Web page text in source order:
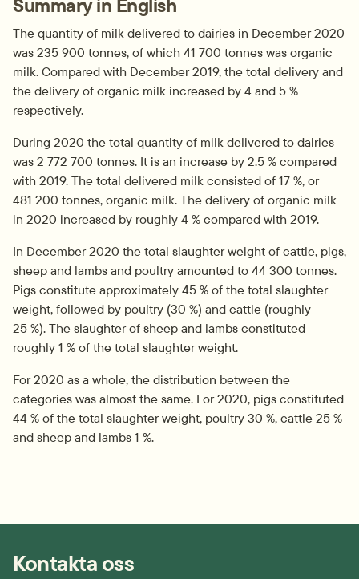
The quantity of milk delivered to dairies in December 2020
was 235 900 tonnes, of which 41 700 tonnes was organic
milk. Compared with December 2019, the total delivery and
the delivery of organic milk increased by 4 and 5 %
respectively.
During 2020 the total quantity of milk delivered to dairies
was 2 772 700 tonnes. It is an increase by 2.5 % compared
with 2019. The total delivered milk consisted of 17 %, or
481 200 tonnes, organic milk. The delivery of organic milk
in 2020 increased by roughly 4 % compared with 2019.
In December 2020 the total slaughter weight of cattle, pigs,
sheep and lambs and poultry amounted to 44 300 tonnes.
Pigs constitute approximately 45 % of the total slaughter
weight, followed by poultry (30 %) and cattle (roughly
25 %). The slaughter of sheep and lambs constituted
roughly 1 % of the total slaughter weight.
For 2020 as a whole, the distribution between the
categories was almost the same. For 2020, pigs constituted
44 % of the total slaughter weight, poultry 30 %, cattle 25 %
and sheep and lambs 1 %.
Kontakta oss